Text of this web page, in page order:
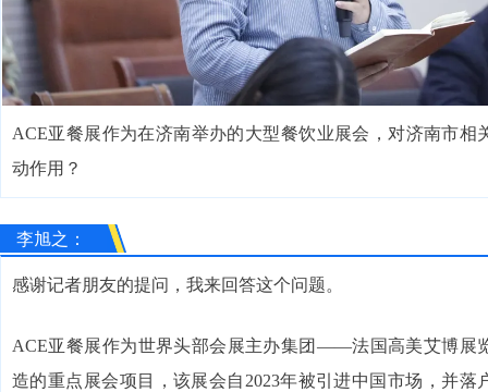
ACE亚餐展作为在济南举办的大型餐饮业展会，对济南市相
动作用？
李旭之：
感谢记者朋友的提问，我来回答这个问题。
ACE亚餐展作为世界头部会展主办集团——法国高美艾博展
造的重点展会项目，该展会自2023年被引进中国市场，并落